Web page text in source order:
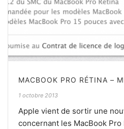
MACBOOK PRO RÉTINA –
1 octobre 2013
Apple vient de sortir une
concernant les MacBook Pro